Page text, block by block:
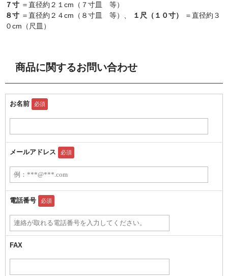
７寸 ＝直径約２１cm（７寸皿 等）
８寸 ＝直径約２４cm（８寸皿 等）、 １尺（１０寸）
＝直径約３
０cm（尺皿）
商品に関するお問い合わせ
お名前 必須
メールアドレス 必須
電話番号 必須
FAX